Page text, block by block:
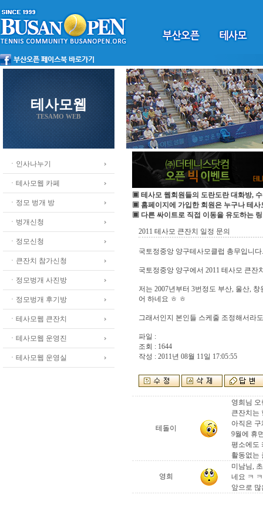
테사모웹
TESAMO WEB
ㆍ인사나누기
ㆍ테사모웹 카페
ㆍ정모 벙개 방
ㆍ벙개신청
ㆍ정모신청
ㆍ큰잔치 참가신청
ㆍ정모벙개 사진방
ㆍ정모벙개 후기방
ㆍ테사모웹 큰잔치
ㆍ테사모웹 운영진
ㆍ테사모웹 운영실
▣ 테사모 웹회원들의 도란도란 대화방,
▣ 홈페이지에 가입한 회원은 누구나 테사
▣ 다른 싸이트로 직접 이동을 유도하는
2011 테사모 큰잔치 일정 문의
국토정중앙 양구테사모클럽 총무입니다.
국토정중앙 양구에서 2011 테사모 큰
저는 2007년부터 3번정도 부산, 울산,
어 하네요 ㅎ ㅎ
그래서인지 본인들 스케줄 조정해서라
파일 :
조회 : 1644
작성 : 2011년 08월 11일 17:05:55
테돌이
영희님
큰잔치는
아직은
9월에 휴
평소에도
활동없는
영희
미남님,
네요 ㅋ
앞으로